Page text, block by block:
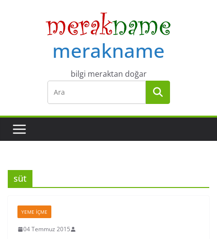
merakname
bilgi meraktan doğar
süt
YEME İÇME
04 Temmuz 2015